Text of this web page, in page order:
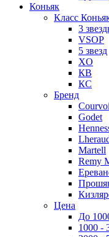
Коньяк
Класс
3
VSOP
5 звезд
XO
КВ
КС
Бренд
Godet
Martell
Remy
Цена
До
1000 -